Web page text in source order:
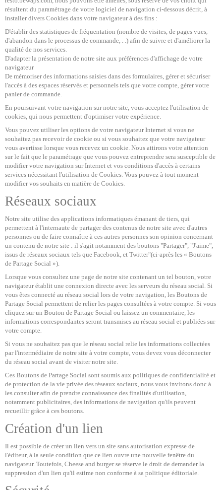
résultent du paramétrage de votre logiciel de navigation ci-dessous décrit, à
installer divers Cookies dans votre navigateur à des fins :
D'établir des statistiques de fréquentation (nombre de visites, de pages vues,
d'abandon dans le processus de commande, . .) afin de suivre et d'améliorer la
qualité de nos services.
D'adapter la présentation de notre site aux préférences d'affichage de votre
navigateur
De mémoriser des informations saisies dans des formulaires, gérer et sécuriser
l'accès à des espaces réservés et personnels tels que votre compte, gérer votre
panier de commande.
En poursuivant votre navigation sur notre site, vous acceptez l'utilisation de
cookies, qui nous permettent d'optimiser votre expérience.
Vous pouvez utiliser les options de votre navigateur Internet si vous ne
souhaitez pas recevoir de cookie ou si vous souhaitez que votre navigateur
vous avertisse lorsque vous recevez un cookie. Nous attirons votre attention
sur le fait que le paramétrage que vous pouvez entreprendre sera susceptible de
modifier votre navigation sur Internet et vos conditions d'accès à certains
services nécessitant l'utilisation de Cookies. Vous pouvez à tout moment
modifier vos souhaits en matière de Cookies.
Réseaux sociaux
Notre site utilise des applications informatiques émanant de tiers, qui
permettent à l'internaute de partager des contenus de notre site avec d'autres
personnes ou de faire connaître à ces autres personnes son opinion concernant
un contenu de notre site : il s'agit notamment des boutons "Partager", "J'aime",
issus de réseaux sociaux tels que Facebook, et Twitter"(ci-après les « Boutons
de Partage Social »).
Lorsque vous consultez une page de notre site contenant un tel bouton, votre
navigateur établit une connexion directe avec les serveurs du réseau social. Si
vous êtes connecté au réseau social lors de votre navigation, les Boutons de
Partage Social permettent de relier les pages consultées à votre compte. Si vous
cliquez sur un Bouton de Partage Social ou laissez un commentaire, les
informations correspondantes seront transmises au réseau social et publiées sur
votre compte.
Si vous ne souhaitez pas que le réseau social relie les informations collectées
par l'intermédiaire de notre site à votre compte, vous devez vous déconnecter
du réseau social avant de visiter notre site.
Ces Boutons de Partage Social sont soumis aux politiques de confidentialité et
de protection de la vie privée des réseaux sociaux, nous vous invitons donc à
les consulter afin de prendre connaissance des finalités d'utilisation,
notamment publicitaires, des informations de navigation qu'ils peuvent
recueillir grâce à ces boutons.
Création d'un lien
Il est possible de créer un lien vers un site sans autorisation expresse de
l'éditeur, à la seule condition que ce lien ouvre une nouvelle fenêtre du
navigateur. Toutefois, Cheese and burger se réserve le droit de demander la
suppression d'un lien qu'il estime non conforme à sa politique éditoriale.